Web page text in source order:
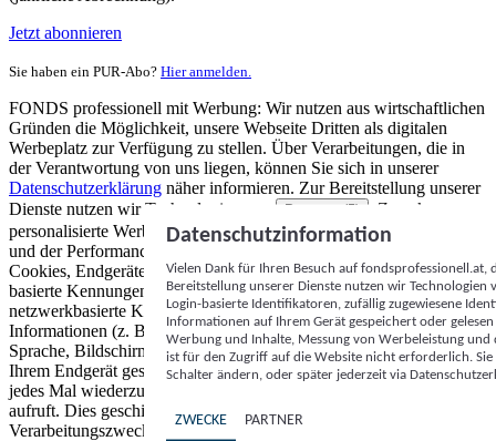
Jetzt abonnieren
Sie haben ein PUR-Abo? Hier anmelden.
FONDS professionell mit Werbung: Wir nutzen aus wirtschaftlichen
Gründen die Möglichkeit, unsere Webseite Dritten als digitalen
Werbeplatz zur Verfügung zu stellen. Über Verarbeitungen, die in
der Verantwortung von uns liegen, können Sie sich in unserer
Datenschutzerklärung näher informieren. Zur Bereitstellung unserer
Dienste nutzen wir Technologien von
Partnern (5)
. Zwecke:
personalisierte Werbung und Inhalte, Messung von Werbeleistung
und der Performance von Inhalten sowie Zielgruppenforschung.
Cookies, Endgeräte- oder ähnliche Online-Kennungen (z. B. login-
basierte Kennungen, zufällig generierte Kennungen,
netzwerkbasierte Kennungen) können zusammen mit anderen
Informationen (z. B. Browsertyp und Browserinformationen,
Sprache, Bildschirmgröße, unterstützte Technologien usw.) auf
Ihrem Endgerät gespeichert oder von dort ausgelesen werden, um es
jedes Mal wiederzuerkennen, wenn es eine App oder einer Webseite
aufruft. Dies geschieht für einen oder mehrere der hier aufgeführten
Verarbeitungszwecke.
Datenschutzinformation
Vielen Dank für Ihren Besuch auf
Bereitstellung unserer Dienste nutzen wir Technologien
Login-basierte Identifikatoren, zufällig zugewiesene
Informationen auf Ihrem Gerät gespeichert oder
Werbung und Inhalte, Messung von Werbeleistung
ist für den Zugriff auf die Website nicht erforderlich.
Schalter ändern, oder später jederzeit via
ZWECKE PARTNER